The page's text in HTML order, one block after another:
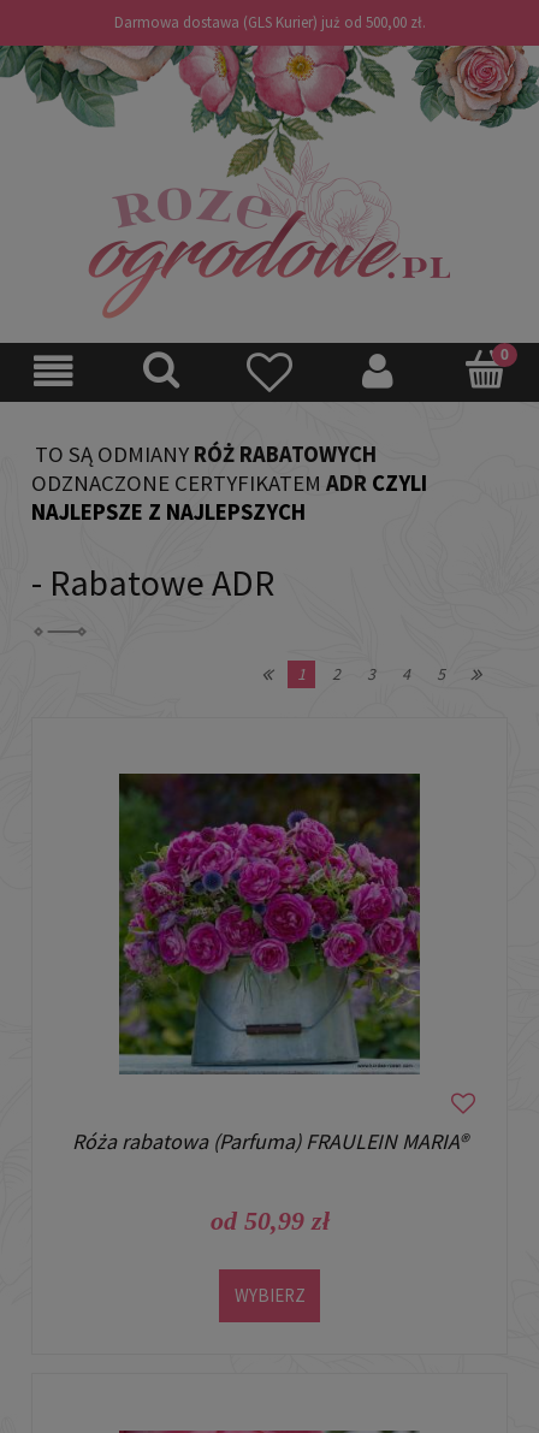
Darmowa dostawa (GLS Kurier) już od 500,00 zł.
TO SĄ ODMIANY RÓŻ RABATOWYCH
ODZNACZONE CERTYFIKATEM ADR CZYLI
NAJLEPSZE Z NAJLEPSZYCH
- Rabatowe ADR
1 2 3 4 5
Róża rabatowa (Parfuma) FRAULEIN MARIA®
od 50,99 zł
WYBIERZ